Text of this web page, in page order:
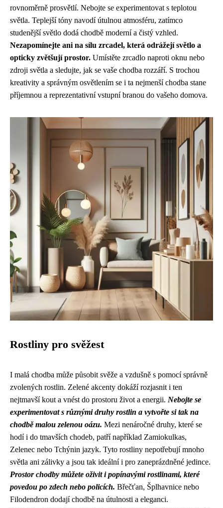
rovnoměrně prosvětlí. Nebojte se experimentovat s teplotou
světla. Teplejší tóny navodí útulnou atmosféru, zatímco
studenější světlo dodá chodbě moderní a čistý vzhled.
Nezapomínejte ani na sílu zrcadel, která odrážejí světlo a
opticky zvětšují prostor. Umístěte zrcadlo naproti oknu nebo
zdroji světla a sledujte, jak se vaše chodba rozzáří. S trochou
kreativity a správným osvětlením se i ta nejmenší chodba stane
příjemnou a reprezentativní vstupní branou do vašeho domova.
Rostliny pro svěžest
I malá chodba může působit svěže a vzdušně s pomocí správně
zvolených rostlin. Zelené akcenty dokáží rozjasnit i ten
nejtmavší kout a vnést do prostoru život a energii. Nebojte se
experimentovat s různými druhy rostlin a vytvořte si tak na
chodbě malou zelenou oázu. Mezi nenáročné druhy, které se
hodí i do tmavších chodeb, patří například Zamiokulkas,
Zelenec nebo Tchýnin jazyk. Tyto rostliny nepotřebují mnoho
světla ani zálivky a jsou tak ideální i pro zaneprázdněné jedince.
Prostor chodby můžete oživit i popínavými rostlinami, které
povedou po zdech nebo policích. Břečťan, Šplhavnice nebo
Filodendron dodají chodbě na útulnosti a eleganci.